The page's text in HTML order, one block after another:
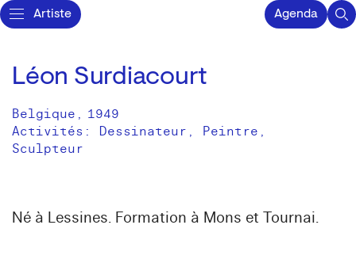
Artiste Agenda
Léon Surdiacourt
Belgique , 1949
Activités: Dessinateur
Peintre
Sculpteur
Né à Lessines. Formation à Mons et Tournai.